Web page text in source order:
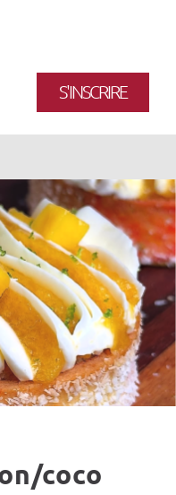
S'INSCRIRE
coco